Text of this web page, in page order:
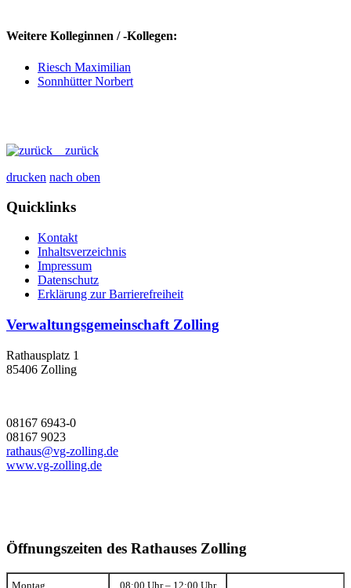
Weitere Kolleginnen / -Kollegen:
Riesch Maximilian
Sonnhütter Norbert
zurück
drucken nach oben
Quicklinks
Kontakt
Inhaltsverzeichnis
Impressum
Datenschutz
Erklärung zur Barrierefreiheit
Verwaltungsgemeinschaft Zolling
Rathausplatz 1
85406 Zolling
08167 6943-0
08167 9023
rathaus@vg-zolling.de
www.vg-zolling.de
Öffnungszeiten des Rathauses Zolling
Montag 08:00 Uhr – 12:00 Uhr